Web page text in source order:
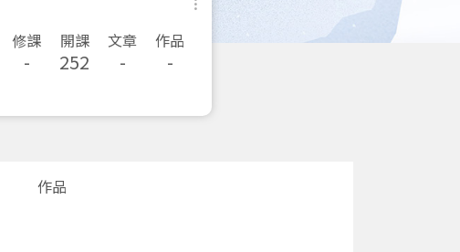
修課
-
開課
252
文章
-
作品
-
作品